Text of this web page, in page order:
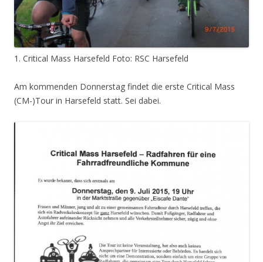
1. Critical Mass Harsefeld Foto: RSC Harsefeld
Am kommenden Donnerstag findet die erste Critical Mass
(CM-)Tour in Harsefeld statt. Sei dabei.